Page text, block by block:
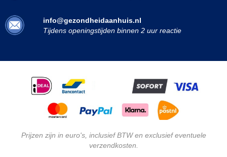
info@gezondheidaanhuis.nl
Tijdens openingstijden binnen 2 uur reactie
Prijzen zijn in euro's, inclusief BTW en exclusief eventuele
verzendkosten.